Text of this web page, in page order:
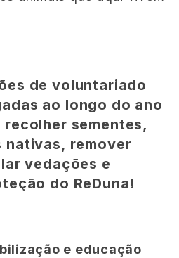
de voluntariado
ao longo do ano
recolher sementes,
nativas, remover
vedações e
do ReDuna!
e educação